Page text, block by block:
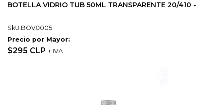
BOTELLA VIDRIO TUB 50ML TRANSPARENTE 20/410 -
SkU:BOV0005
Precio por Mayor:
$295 CLP + IVA